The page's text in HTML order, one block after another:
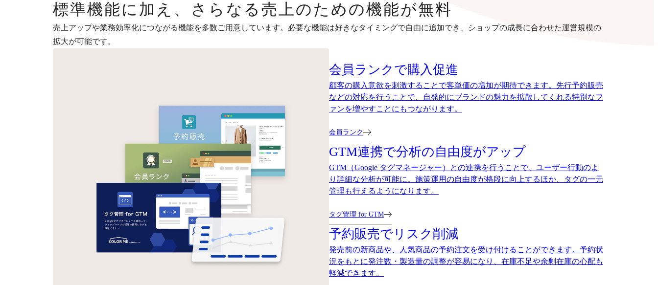
標準機能に加え、さらなる売上のための機能が無料
売上アップや業務効率化につながる機能を多数ご用意しています。必要な機能は好きなタイミングで自由に追加でき、ショップの成長に合わせた運営規模の
拡大が可能です。
会員ランクで購入促進
顧客の購入意欲を刺激することで客単価の増加が期待できます。先行予約販売
などの対応を行うことで、自発的にブランドの魅力を拡散してくれる特別なフ
ァンを増やすことにもつながります。
会員ランク
GTM連携で分析の自由度がアップ
GTM（Google タグマネージャー）との連携を行うことで、ユーザー行動のよ
り詳細な分析が可能に。施策運用の自由度が格段に向上するほか、タグの一元
管理も行えるようになります。
タグ管理 for GTM
予約販売でリスク削減
発売前の新商品や、人気商品の予約注文を受け付けることができます。予約状
況をもとに発注数・製造量の調整が容易になり、在庫不足や余剰在庫の心配も
軽減できます。